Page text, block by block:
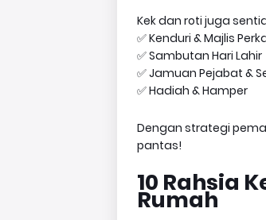
Kek dan roti juga
✅ Kenduri & Majlis
✅ Sambutan Hari Lahir
✅ Jamuan Pejabat &
✅ Hadiah & Hamper
Dengan strategi
pantas!
10 Rahsia
Rumah